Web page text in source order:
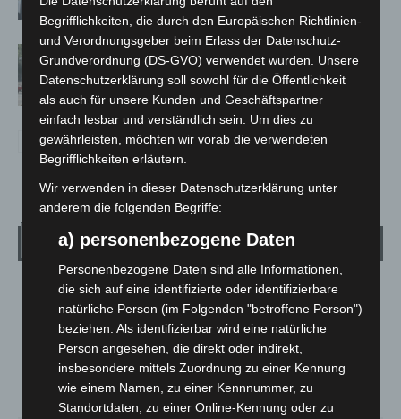
Gasleitung bei McDonald’s-Umbau in
Langenhagen beschädigt
Wetter
LANGENHAGEN
Bedeckt
19.1°C 19.5
17.7 °
Begrifflichkeiten, die durch den Europäischen Richtlinien-
und Verordnungsgeber beim Erlass der Datenschutz-
Grundverordnung (DS-GVO) verwendet wurden. Unsere
Datenschutzerklärung soll sowohl für die Öffentlichkeit
als auch für unsere Kunden und Geschäftspartner
einfach lesbar und verständlich sein. Um dies zu
gewährleisten, möchten wir vorab die verwendeten
Begrifflichkeiten erläutern.
Wir verwenden in dieser Datenschutzerklärung unter
anderem die folgenden Begriffe:
a) personenbezogene Daten
Personenbezogene Daten sind alle Informationen,
die sich auf eine identifizierte oder identifizierbare
natürliche Person (im Folgenden "betroffene Person")
beziehen. Als identifizierbar wird eine natürliche
Person angesehen, die direkt oder indirekt,
insbesondere mittels Zuordnung zu einer Kennung
wie einem Namen, zu einer Kennnummer, zu
Standortdaten, zu einer Online-Kennung oder zu